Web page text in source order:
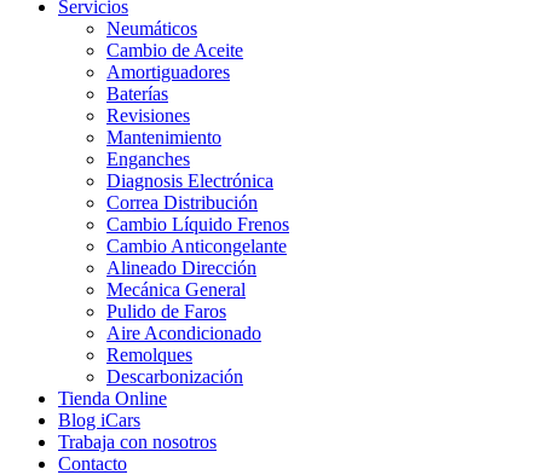
Servicios
Neumáticos
Cambio de Aceite
Amortiguadores
Baterías
Revisiones
Mantenimiento
Enganches
Diagnosis Electrónica
Correa Distribución
Cambio Líquido Frenos
Cambio Anticongelante
Alineado Dirección
Mecánica General
Pulido de Faros
Aire Acondicionado
Remolques
Descarbonización
Tienda Online
Blog iCars
Trabaja con nosotros
Contacto